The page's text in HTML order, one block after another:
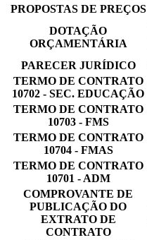
PROPOSTAS DE PREÇOS
DOTAÇÃO
ORÇAMENTÁRIA
PARECER JURÍDICO
TERMO DE CONTRATO
10702 - SEC. EDUCAÇÃO
TERMO DE CONTRATO
10703 - FMS
TERMO DE CONTRATO
10704 - FMAS
TERMO DE CONTRATO
10701 - ADM
COMPROVANTE DE
PUBLICAÇÃO DO
EXTRATO DE
CONTRATO